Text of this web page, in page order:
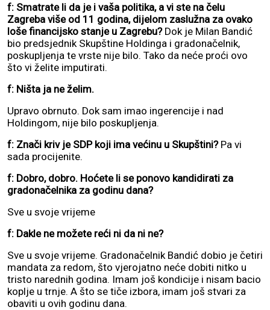
f: Smatrate li da je i vaša politika, a vi ste na čelu
Zagreba više od 11 godina, dijelom zaslužna za ovako
loše financijsko stanje u Zagrebu?Dok je Milan Bandić
bio predsjednik Skupštine Holdinga i gradonačelnik,
poskupljenja te vrste nije bilo. Tako da neće proći ovo
što vi želite imputirati.
f: Ništa ja ne želim.
Upravo obrnuto. Dok sam imao ingerencije i nad
Holdingom, nije bilo poskupljenja.
f: Znači kriv je SDP koji ima većinu u Skupštini?Pa vi
sada procijenite.
f: Dobro, dobro. Hoćete li se ponovo kandidirati za
gradonačelnika za godinu dana?
Sve u svoje vrijeme
f: Dakle ne možete reći ni da ni ne?
Sve u svoje vrijeme. Gradonačelnik Bandić dobio je četiri
mandata za redom, što vjerojatno neće dobiti nitko u
tristo narednih godina. Imam još kondicije i nisam bacio
koplje u trnje. A što se tiče izbora, imam još stvari za
obaviti u ovih godinu dana.